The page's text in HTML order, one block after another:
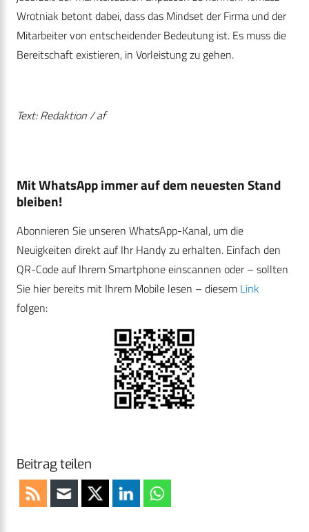
Wrotniak betont dabei, dass das Mindset der Firma und der
Mitarbeiter von entscheidender Bedeutung ist. Es muss die
Bereitschaft existieren, in Vorleistung zu gehen.
Text: Redaktion / af
Mit WhatsApp immer auf dem neuesten Stand
bleiben!
Abonnieren Sie unseren WhatsApp-Kanal, um die
Neuigkeiten direkt auf Ihr Handy zu erhalten. Einfach den
QR-Code auf Ihrem Smartphone einscannen oder – sollten
Sie hier bereits mit Ihrem Mobile lesen – diesem Link
folgen:
Beitrag teilen